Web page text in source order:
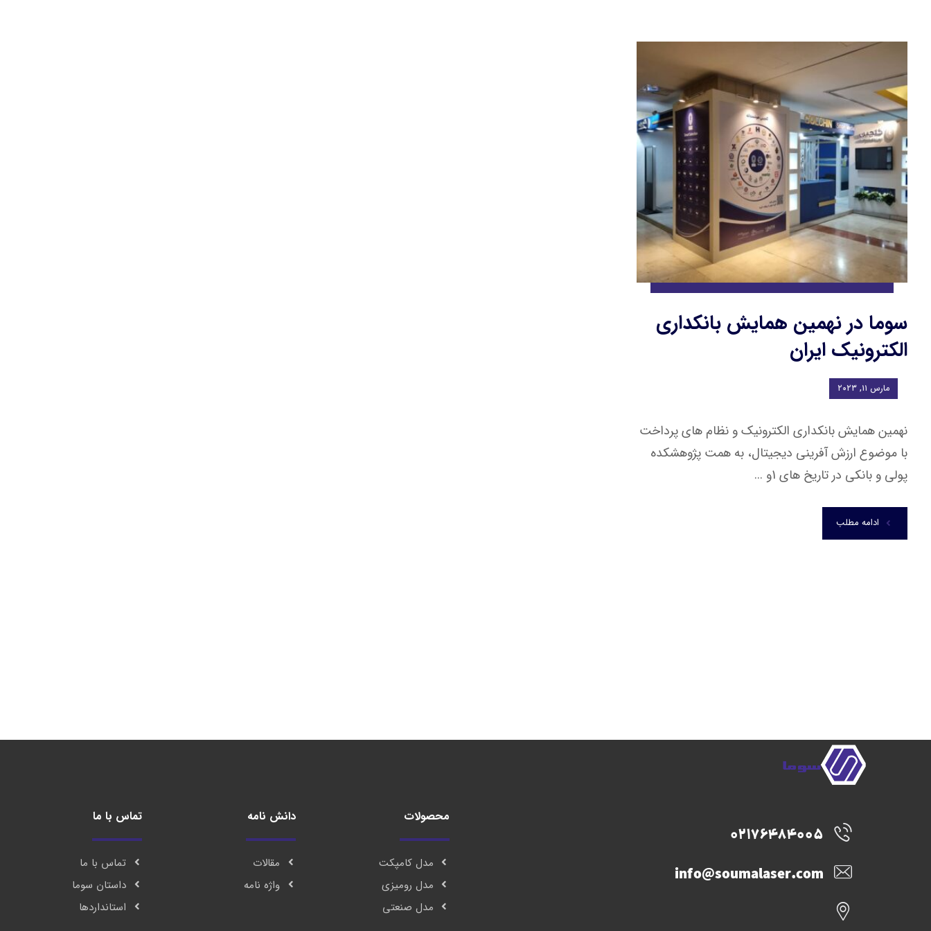
سوما در نهمین همایش بانکداری
الکترونیک ایران
مارس ۱۱, ۲۰۲۳
نهمین همایش بانکداری الکترونیک و نظام های پرداخت
با موضوع ارزش آفرینی دیجیتال، به همت پژوهشکده
پولی و بانکی در تاریخ های 1و ...
ادامه مطلب
02176484005
info@soumalaser.com
محصولات
مدل کامپکت
مدل رومیزی
مدل صنعتی
دانش نامه
مقالات
واژه نامه
تماس با ما
تماس با ما
داستان سوما
استانداردها